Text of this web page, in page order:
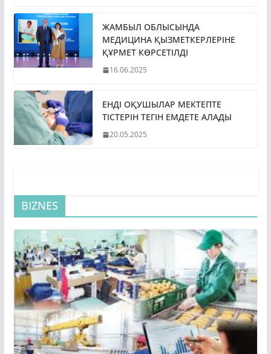
ЖАМБЫЛ ОБЛЫСЫНДА
МЕДИЦИНА ҚЫЗМЕТКЕРЛЕРІНЕ
ҚҰРМЕТ КӨРСЕТІЛДІ
16.06.2025
ЕНДІ ОҚУШЫЛАР МЕКТЕПТЕ
ТІСТЕРІН ТЕГІН ЕМДЕТЕ АЛАДЫ
20.05.2025
BIZNES